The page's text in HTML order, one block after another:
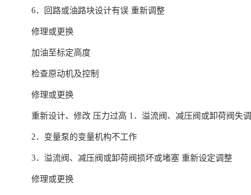
6．回路或油路块设计有误 重新调整
修理或更换
加油至标定高度
检查原动机及控制
修理或更换
重新设计、修改 压力过高 1．溢流阀、减压阀或卸荷阀失调
2．变量泵的变量机构不工作
3．溢流阀、减压阀或卸荷阀损坏或堵塞 重新设定调整
修理或更换